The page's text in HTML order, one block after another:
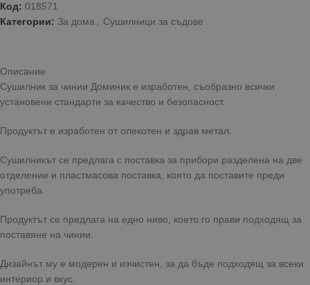
Код: 018571
Категории: За дома Сушилници за съдове
Описание
Сушилник за чинии Доминик е изработен, съобразно всички
установени стандарти за качество и безопасност.
Продуктът е изработен от олекотен и здрав метал.
Сушилникът се предлага с поставка за прибори разделена на две
отделение и пластмасова поставка, която да поставите преди
употреба.
Продуктът се предлага на едно ниво, което го прави подходящ за
поставяне на чинии.
Дизайнът му е модерен и изчистен, за да бъде подходящ за всеки
интериор и вкус.